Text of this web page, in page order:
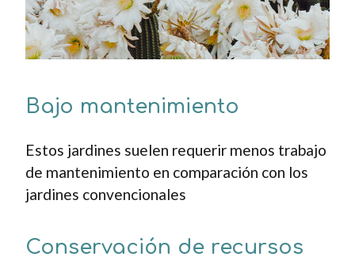
Bajo mantenimiento
Estos jardines suelen requerir menos trabajo
de mantenimiento en comparación con los
jardines convencionales
Conservación de recursos